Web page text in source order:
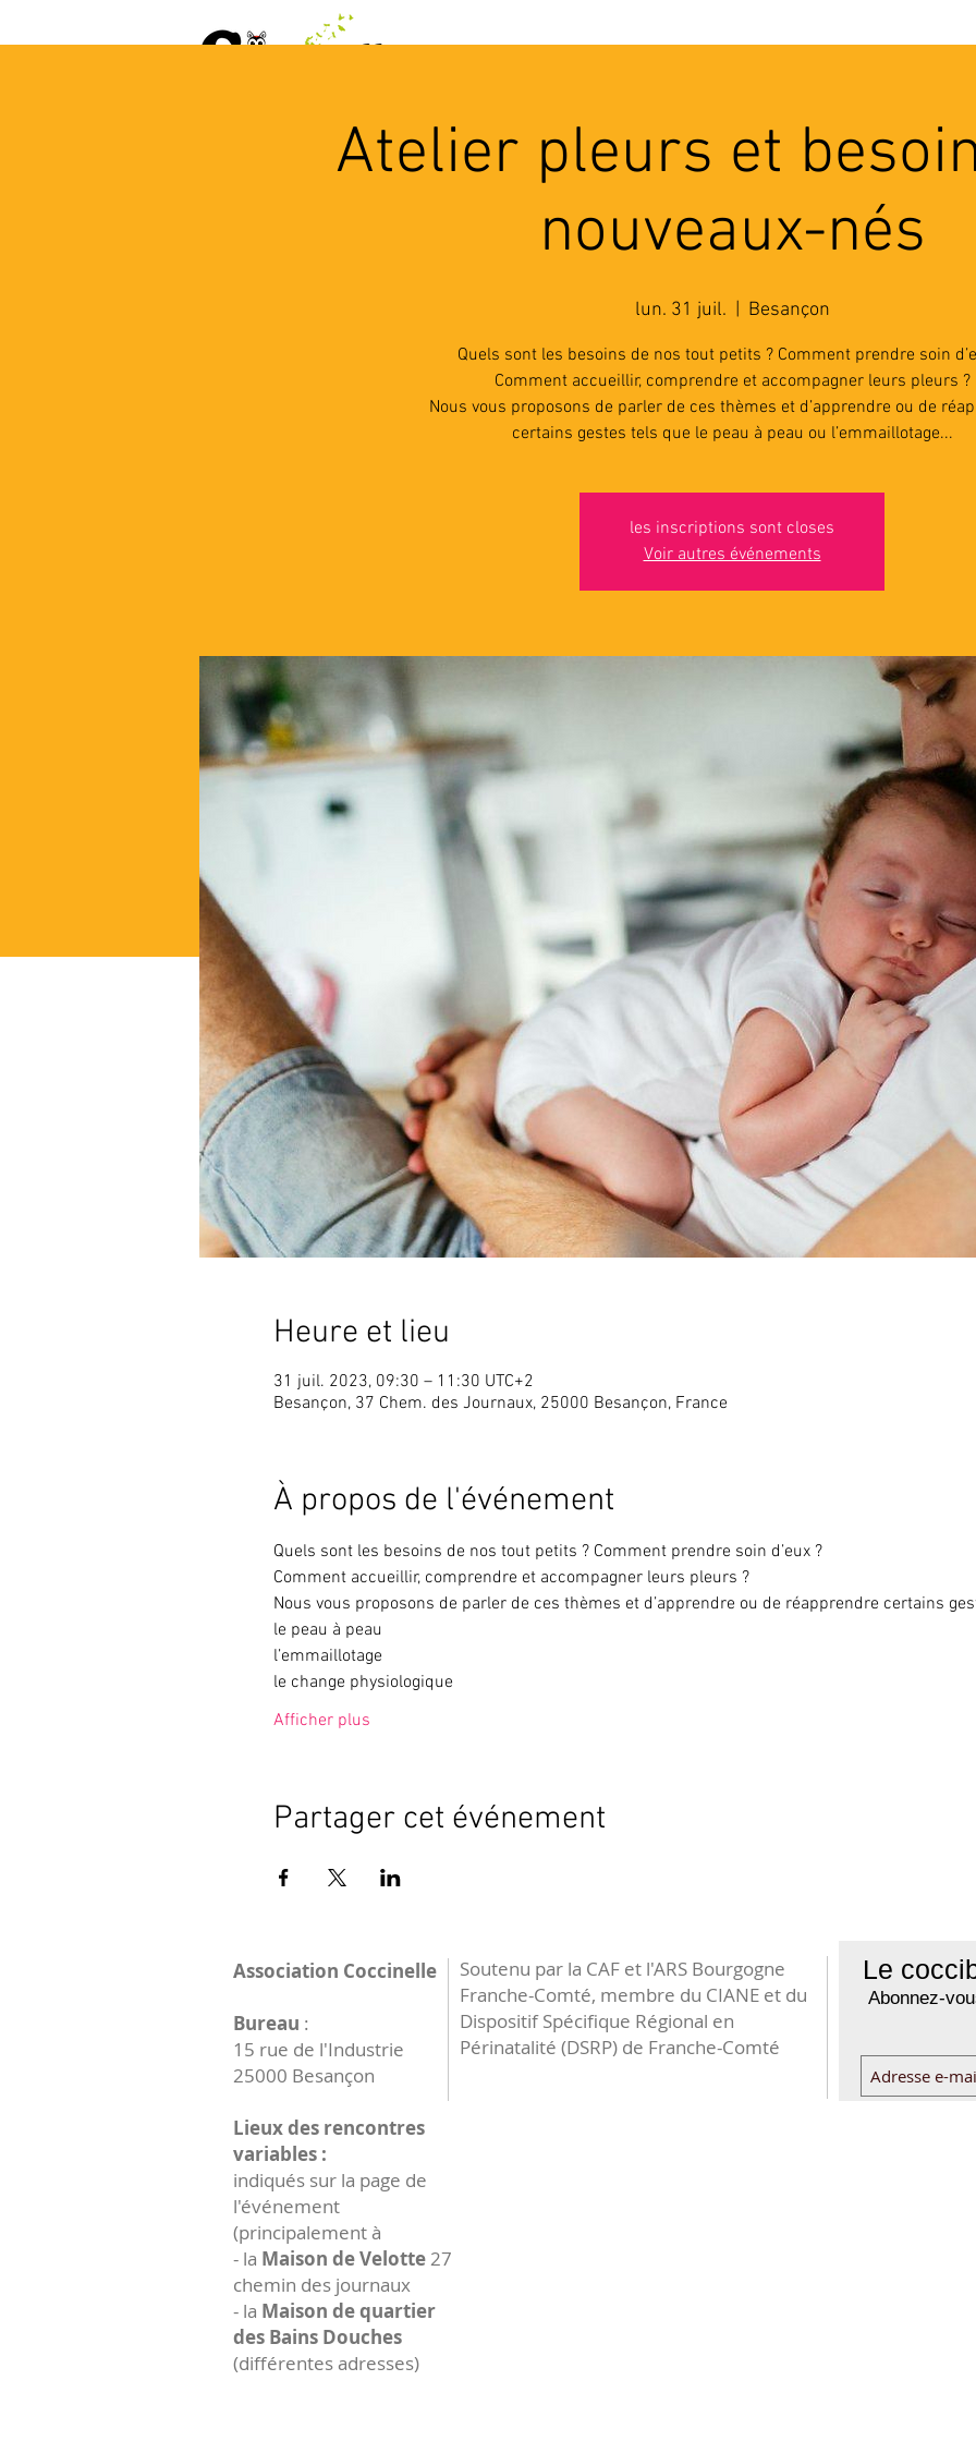
Atelier pleurs et
nouveaux-nés
lun. 31 juil. Besançon
Quels sont les besoins de nos tout petits ? Comment prendre soin
Comment accueillir, comprendre et accompagner leurs pleurs ?
Nous vous proposons de parler de ces thèmes et d’apprendre ou de
certains gestes tels que le peau à peau ou l’emmaillotage...
les inscriptions sont closes
Voir autres événements
Heure et lieu
31 juil. 2023, 09:30 – 11:30 UTC+2
Besançon, 37 Chem. des Journaux, 25000 Besançon, France
À propos de l'événement
Quels sont les besoins de nos tout petits ? Comment prendre soin d’eux ?
Comment accueillir, comprendre et accompagner leurs pleurs ?
Nous vous proposons de parler de ces thèmes et d’apprendre ou de réapprendre certains
le peau à peau
l’emmaillotage
le change physiologique
Afficher plus
Partager cet événement
Le
Abonnez-
Association Coccinelle
Bureau :
15 rue de l'Industrie
25000 Besançon
Lieux des rencontres
variables :
indiqués sur la page de
l'événement
(principalement à
- la Maison de Velotte27
chemin des journaux
- la Maison de quartier
des Bains Douches
(différentes adresses)
Soutenu par la CAF et l'ARS Bourgogne
Franche-Comté, membre du CIANE et du
Dispositif Spécifique Régional en
Périnatalité (DSRP) de Franche-Comté